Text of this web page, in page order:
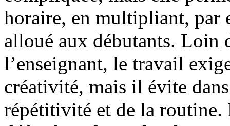
horaire, en multipliant, par
alloué aux débutants. Loin
l’enseignant, le travail
créativité, mais il évite
répétitivité et de la routine.